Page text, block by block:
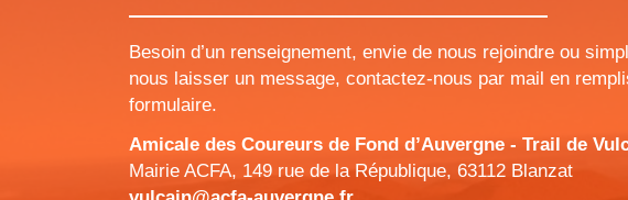
Besoin d’un renseignement, envie de nous rejoindre ou
nous laisser un message, contactez-nous par mail en
formulaire.
Amicale des Coureurs de Fond d’Auvergne - Trail de
Mairie ACFA, 149 rue de la République, 63112 Blanzat